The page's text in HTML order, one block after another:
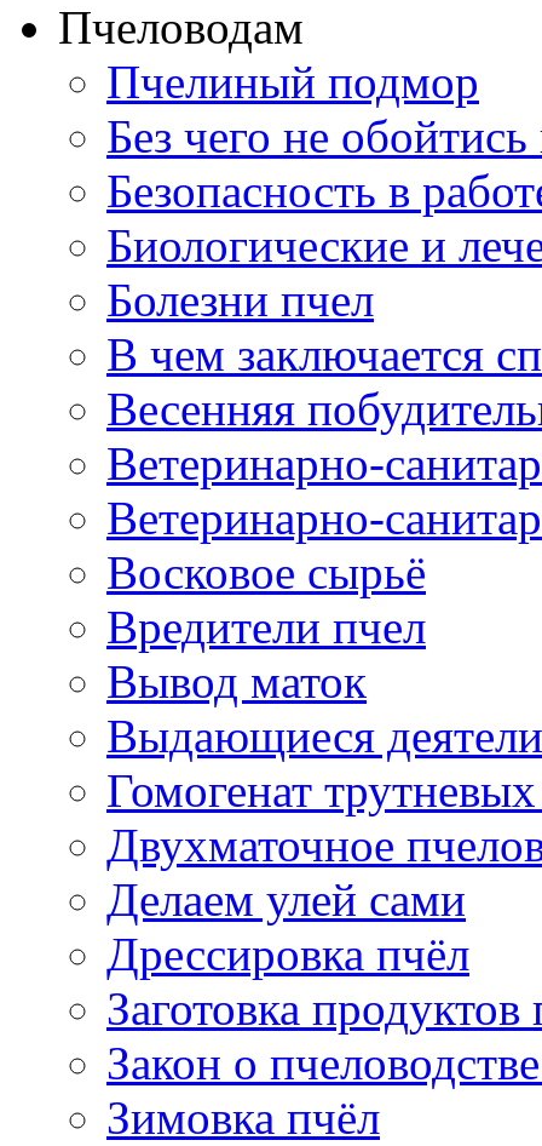
Пчеловодам
Пчелиный подмор
Без чего не
Безопасность в
Биологические и
Болезни пчел
В чем заключается
Весенняя
Ветеринарно-
Ветеринарно-
Восковое сырьё
Вредители пчел
Вывод маток
Выдающиеся деятели
Гомогенат
Двухматочное
Делаем улей сами
Дрессировка пчёл
Заготовка продуктов
Закон о
Зимовка пчёл